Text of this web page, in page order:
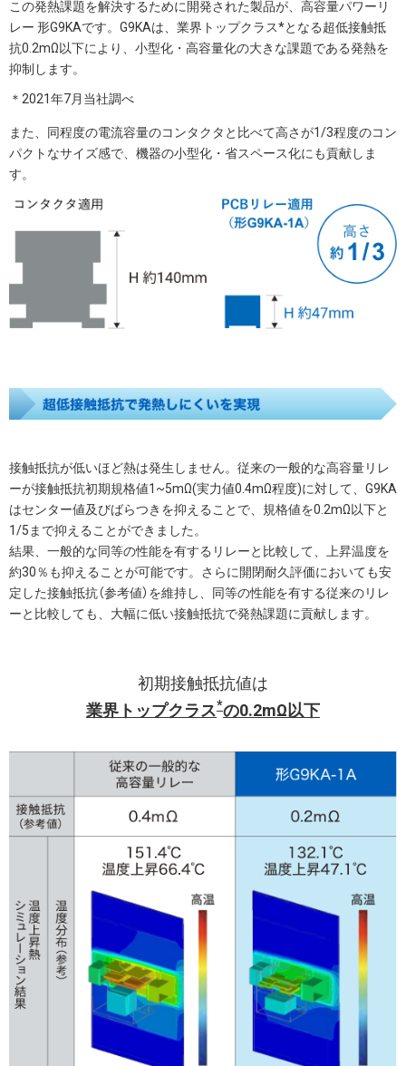
この発熱課題を解決するために開発された製品が、高容量パワーリ
レー 形G9KAです。G9KAは、業界トップクラス*となる超低接触抵
抗0.2mΩ以下により、小型化・高容量化の大きな課題である発熱を
抑制します。
＊2021年7月当社調べ
また、同程度の電流容量のコンタクタと比べて高さが1/3程度のコン
パクトなサイズ感で、機器の小型化・省スペース化にも貢献しま
す。
接触抵抗が低いほど熱は発生しません。従来の一般的な高容量リレ
ーが接触抵抗初期規格値1~5mΩ(実力値0.4mΩ程度)に対して、G9KA
はセンター値及びばらつきを抑えることで、規格値を0.2mΩ以下と
1/5まで抑えることができました。
結果、一般的な同等の性能を有するリレーと比較して、上昇温度を
約30％も抑えることが可能です。さらに開閉耐久評価においても安
定した接触抵抗（参考値）を維持し、同等の性能を有する従来のリレ
ーと比較しても、大幅に低い接触抵抗で発熱課題に貢献します。
初期接触抵抗値は
業界トップクラス*の0.2mΩ以下